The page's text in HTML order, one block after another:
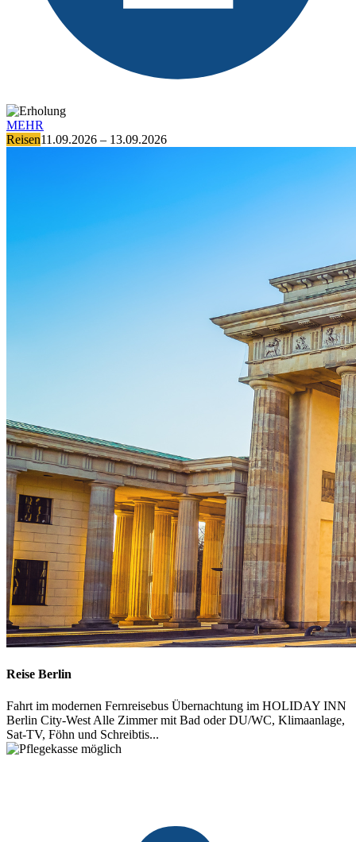
MEHR
Reisen11.09.2026 – 13.09.2026
Reise Berlin
Fahrt im modernen Fernreisebus Übernachtung im HOLIDAY INN
Berlin City-West Alle Zimmer mit Bad oder DU/WC, Klimaanlage,
Sat-TV, Föhn und Schreibtis...